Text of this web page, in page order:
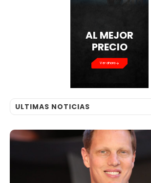
AL MEJOR
PRECIO
Ver ahora
ULTIMAS NOTICIAS